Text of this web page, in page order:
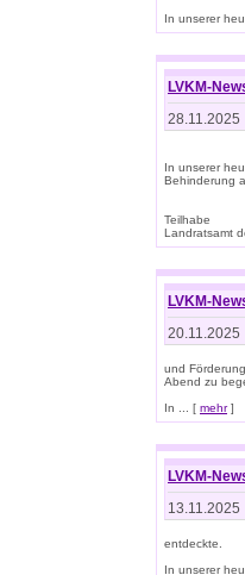
In unserer
LVKM-
28.11.2025
In unserer
Behinderung
Teilhabe
Landratsamt
LVKM-
20.11.2025
und
Abend zu
In ... [ mehr]
LVKM-
13.11.2025
entdeckte.
In unserer